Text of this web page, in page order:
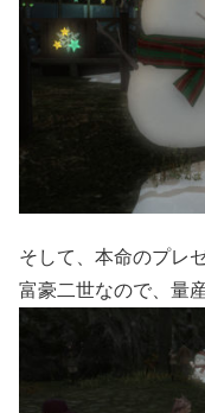
そして、本命のプレ
富豪二世なので、量